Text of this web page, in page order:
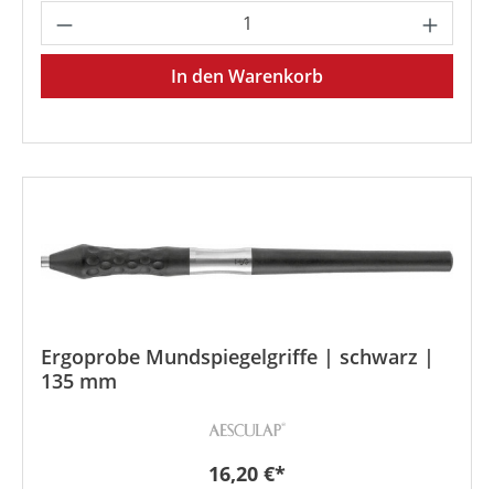
Produkt Anzahl: Gib den
In den Warenkorb
Ergoprobe Mundspiegelgriffe | schwarz |
135 mm
Regulärer Preis:
16,20 €*